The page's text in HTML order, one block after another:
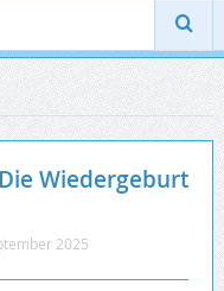
Wiedergeburt
2025